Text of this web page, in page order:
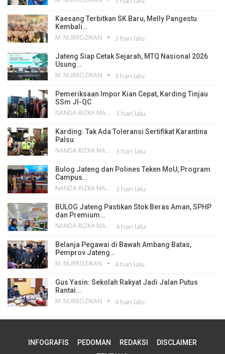
Kaesang Terbitkan SK Baru, Melly Pangestu
Kembali…
M. NURROZIKAN 3 hari lalu
Jateng Siap Cetak Sejarah, MTQ Nasional 2026
Usung…
M. NURROZIKAN 3 hari lalu
Pemeriksaan Impor Kian Cepat, Karding Tinjau
SSm JI-QC
NANDA RIZKA MAHENDRA 3 hari lalu
Karding: Tak Ada Toleransi Sertifikat Karantina
Palsu
NANDA RIZKA MAHENDRA 3 hari lalu
Bulog Jateng dan Polines Teken MoU, Program
Campus…
NANDA RIZKA MAHENDRA 3 hari lalu
BULOG Jateng Pastikan Stok Beras Aman, SPHP
dan Premium…
NANDA RIZKA MAHENDRA 4 hari lalu
Belanja Pegawai di Bawah Ambang Batas,
Pemprov Jateng…
M. NURROZIKAN 4 hari lalu
Gus Yasin: Sekolah Rakyat Jadi Jalan Putus
Rantai…
M. NURROZIKAN 4 hari lalu
INFOGRAFIS PEDOMAN REDAKSI
DISCLAIMER